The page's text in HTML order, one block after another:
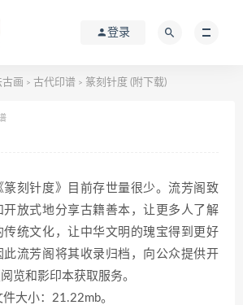
登录
古画 > 古代印谱 > 篆刻针度 (附下载)
篆刻针度》目前存世量很少。流芳阁致
开放式地分享古籍善本，让更多人了解
传统文化，让中华文明的瑰宝得到更好
此流芳阁将其收录归档，向公众提供开
览和影印本获取服务。
大小：21.22mb。